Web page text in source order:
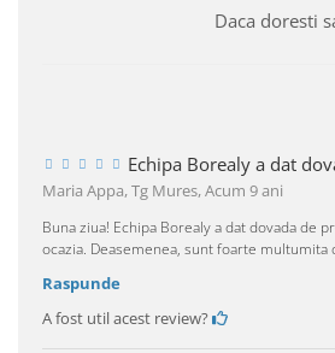
Daca doresti
Echipa Borealy a dat
Maria Appa, Tg Mures,Acum 9 ani
Buna ziua! Echipa Borealy a dat dovada de
ocazia. Deasemenea, sunt foarte
Raspunde
A fost util acest review?